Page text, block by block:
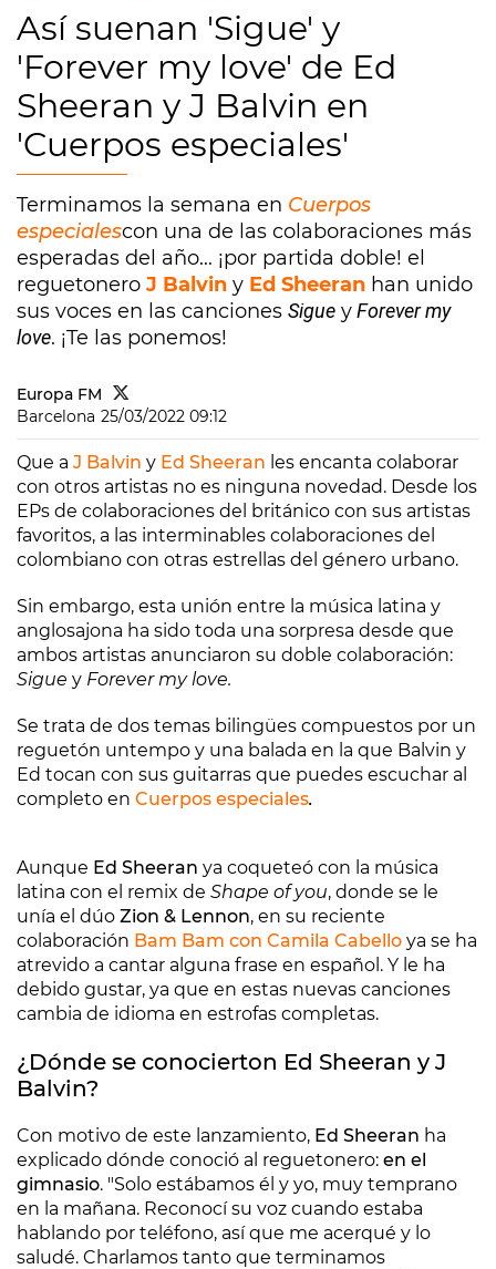
Así suenan 'Sigue' y
'Forever my love' de Ed
Sheeran y J Balvin en
'Cuerpos especiales'
Terminamos la semana en Cuerpos
especialescon una de las colaboraciones más
esperadas del año... ¡por partida doble! el
reguetonero J Balvin y Ed Sheeran han unido
sus voces en las canciones Sigue yForever my
love. ¡Te las ponemos!
Europa FM
Barcelona 25/03/2022 09:12
Que a J Balvin y Ed Sheeran les encanta colaborar
con otros artistas no es ninguna novedad. Desde los
EPs de colaboraciones del británico con sus artistas
favoritos, a las interminables colaboraciones del
colombiano con otras estrellas del género urbano.
Sin embargo, esta unión entre la música latina y
anglosajona ha sido toda una sorpresa desde que
ambos artistas anunciaron su doble colaboración:
Sigue y Forever my love.
Se trata de dos temas bilingües compuestos por un
reguetón untempo y una balada en la que Balvin y
Ed tocan con sus guitarras que puedes escuchar al
completo en Cuerpos especiales.
Aunque Ed Sheeran ya coqueteó con la música
latina con el remix de Shape of you, donde se le
unía el dúo Zion & Lennon, en su reciente
colaboración Bam Bam con Camila Cabello ya se ha
atrevido a cantar alguna frase en español. Y le ha
debido gustar, ya que en estas nuevas canciones
cambia de idioma en estrofas completas.
¿Dónde se conocierton Ed Sheeran y J
Balvin?
Con motivo de este lanzamiento, Ed Sheeran ha
explicado dónde conoció al reguetonero: en el
gimnasio. "Solo estábamos él y yo, muy temprano
en la mañana. Reconocí su voz cuando estaba
hablando por teléfono, así que me acerqué y lo
saludé. Charlamos tanto que terminamos